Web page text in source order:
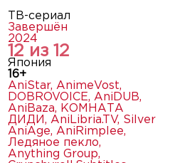
ТВ-сериал
Завершён
2024
12 из 12
Япония
16+
AniStar, AnimeVost,
DOBROVOICE, AniDUB,
AniBaza, КОМНАТА
ДИДИ , AniLibria.TV, Silver
AniAge, AniRimplee,
Ледяное пекло,
Anything Group,